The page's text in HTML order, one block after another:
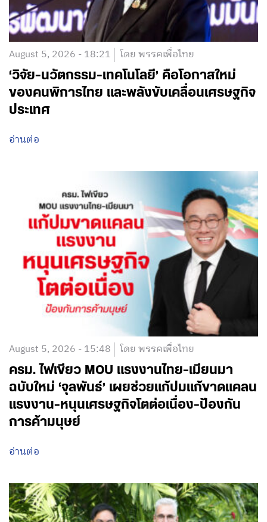
August 5, 2026 - 18:21 โดย พรรคเพื่อไทย
‘วิจัย-นวัตกรรม-เทคโนโลยี’ คือโอกาสใหม่
ของคนพิการไทย และพลังขับเคลื่อนเศรษฐกิจ
ประเทศ
อ่านต่อ
August 5, 2026 - 15:48 โดย พรรคเพื่อไทย
ครม. ไฟเขียว MOU แรงงานไทย-เมียนมา
ฉบับใหม่ ‘จุลพันธ์’ เผยช่วยแก้ปมแก้ขาดแคลน
แรงงาน-หนุนเศรษฐกิจโตต่อเนื่อง-ป้องกัน
การค้ามนุษย์
อ่านต่อ